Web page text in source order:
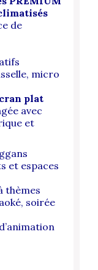
de
micro
plat
avec
et
et espaces
thèmes
soirée